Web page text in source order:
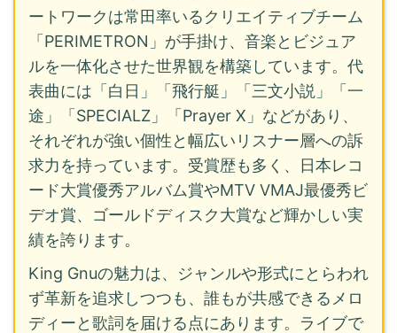
ートワークは常田率いるクリエイティブチーム
「PERIMETRON」が手掛け、音楽とビジュア
ルを一体化させた世界観を構築しています。代
表曲には「白日」「飛行艇」「三文小説」「一
途」「SPECIALZ」「Prayer X」などがあり、
それぞれが強い個性と幅広いリスナー層への訴
求力を持っています。受賞歴も多く、日本レコ
ード大賞優秀アルバム賞やMTV VMAJ最優秀ビ
デオ賞、ゴールドディスク大賞など輝かしい実
績を誇ります。
King Gnuの魅力は、ジャンルや形式にとらわれ
ず革新を追求しつつも、誰もが共感できるメロ
ディーと歌詞を届ける点にあります。ライブで